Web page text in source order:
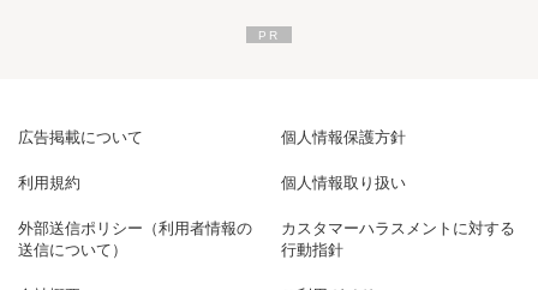
広告掲載について 個人情報保護方針
利用規約 個人情報取り扱い
外部送信ポリシー（利用者情報の
送信について）
カスタマーハラスメントに対する
行動指針